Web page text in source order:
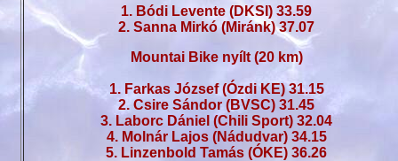
1. Bódi Levente (DKSI) 33.59
2. Sanna Mirkó (Miránk) 37.07
Mountai Bike nyílt (20 km)
1. Farkas József (Ózdi KE) 31.15
2. Csire Sándor (BVSC) 31.45
3. Laborc Dániel (Chili Sport) 32.04
4. Molnár Lajos (Nádudvar) 34.15
5. Linzenbold Tamás (ÓKE) 36.26